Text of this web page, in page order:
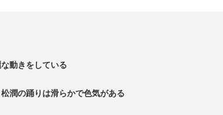
動きをしている
潤の踊りは滑らかで色気がある